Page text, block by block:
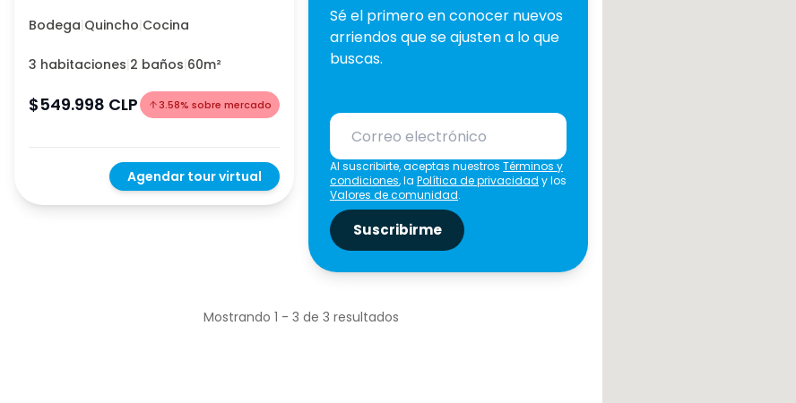
Bodega|Quincho|Cocina
3 habitaciones|2 baños|60m²
$549.998 CLP 3.58% sobre mercado
Agendar tour virtual
Sé el primero en conocer nuevos
arriendos que se ajusten a lo que
buscas.
Al suscribirte, aceptas nuestros Términos y
condiciones, la Política de privacidad y los
Valores de comunidad.
Suscribirme
Mostrando 1 - 3 de 3 resultados